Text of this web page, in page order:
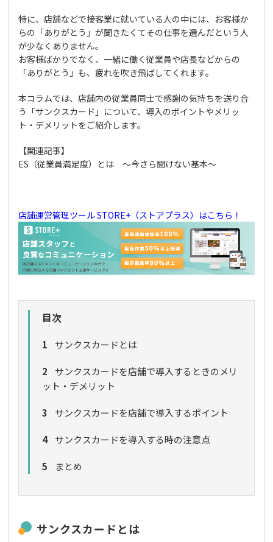
特に、店舗などで接客業に就いている人の中には、お客様か
らの「ありがとう」が聞きたくてその仕事を選んだという人
が少なくありません。
お客様ばかりでなく、一緒に働く従業員や店長などからの
「ありがとう」も、疲れを吹き飛ばしてくれます。
本コラムでは、店舗内の従業員同士で感謝の気持ちを送り合
う「サンクスカード」について、導入のポイントやメリッ
ト・デメリットをご紹介します。
【関連記事】
ES（従業員満足度）とは ～今さら聞けない基本～
店舗運営管理ツール STORE+（ストアプラス）はこちら！
目次
1 サンクスカードとは
2
サンクスカードを店舗で導入するときのメリ
ット・デメリット
3 サンクスカードを店舗で導入するポイント
4 サンクスカードを導入する時の注意点
5 まとめ
サンクスカードとは